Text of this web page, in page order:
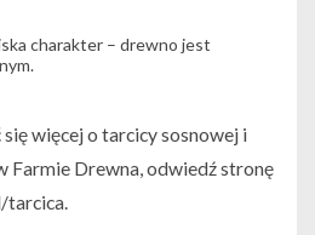
charakter – drewno jest
więcej o tarcicy sosnowej i
Farmie Drewna, odwiedź stronę
tarcica.